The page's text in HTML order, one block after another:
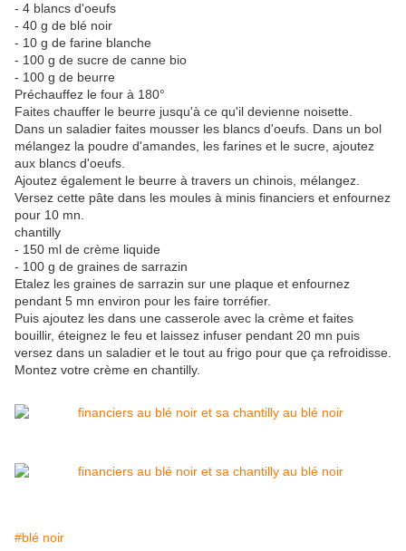
- 4 blancs d'oeufs
- 40 g de blé noir
- 10 g de farine blanche
- 100 g de sucre de canne bio
- 100 g de beurre
Préchauffez le four à 180°
Faites chauffer le beurre jusqu'à ce qu'il devienne noisette.
Dans un saladier faites mousser les blancs d'oeufs. Dans un bol
mélangez la poudre d'amandes, les farines et le sucre, ajoutez
aux blancs d'oeufs.
Ajoutez également le beurre à travers un chinois, mélangez.
Versez cette pâte dans les moules à minis financiers et enfournez
pour 10 mn.
chantilly
- 150 ml de crème liquide
- 100 g de graines de sarrazin
Etalez les graines de sarrazin sur une plaque et enfournez
pendant 5 mn environ pour les faire torréfier.
Puis ajoutez les dans une casserole avec la crème et faites
bouillir, éteignez le feu et laissez infuser pendant 20 mn puis
versez dans un saladier et le tout au frigo pour que ça refroidisse.
Montez votre crème en chantilly.
#blé noir